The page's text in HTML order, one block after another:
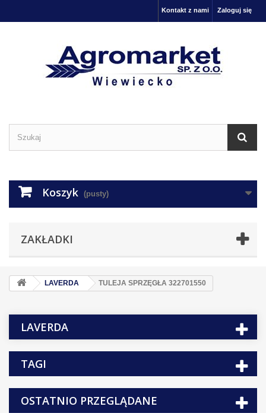
Zaloguj się
Kontakt z nami
Koszyk (pusty)
ZAKŁADKI
LAVERDA TULEJA SPRZĘGŁA 322701550
LAVERDA
TAGI
OSTATNIO PRZEGLĄDANE